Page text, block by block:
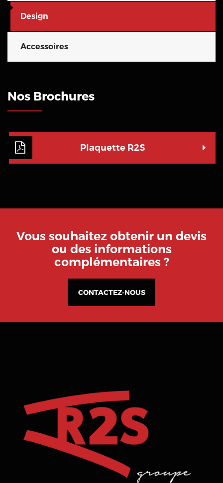
Design
Accessoires
Nos Brochures
Plaquette R2S
Vous souhaitez obtenir un devis
ou des informations
complémentaires ?
CONTACTEZ-NOUS